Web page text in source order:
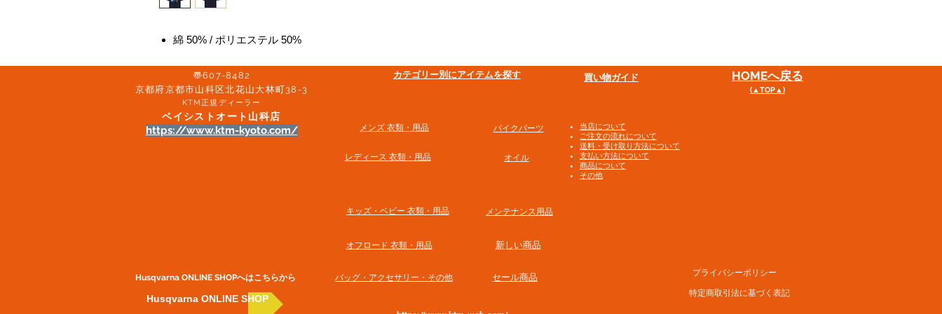
綿 50% / ポリエステル 50%
〠607-8482
京都府京都市山科区北花山大林町38-3​
KTM正規ディーラー
ベイシストオート山科店
https://www.ktm-kyoto.com/
Husqvarna ONLINE SHOP​へはこちらから
Husqvarna ONLINE SHOP
​カテゴリー別にアイテムを探す
メンズ 衣類・用品
​レディース 衣類・用品
バイクパーツ
オイル
​キッズ・ベビー 衣類・用品
オフロード 衣類・用品
​バッグ・アクセサリー・その他
メンテナンス用品
新しい商品
​セール商品
買い物ガイド HOMEへ戻る
(▲TOP▲)
​当店について
ご注文の流れについて
送料・受け取り方法について
支払い方法について
商品について
その他
プライバシーポリシー
特定商取引法に基づく表記